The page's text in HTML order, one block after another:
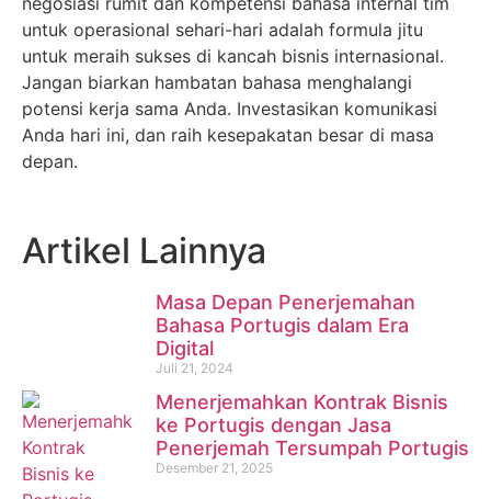
untuk operasional sehari-hari adalah formula jitu
untuk meraih sukses di kancah bisnis internasional.
Jangan biarkan hambatan bahasa menghalangi
potensi kerja sama Anda. Investasikan komunikasi
Anda hari ini, dan raih kesepakatan besar di masa
depan.
Artikel Lainnya
Masa Depan Penerjemahan
Bahasa Portugis dalam Era
Digital
Juli 21, 2024
Menerjemahkan Kontrak Bisnis
ke Portugis dengan Jasa
Penerjemah Tersumpah Portugis
Desember 21, 2025